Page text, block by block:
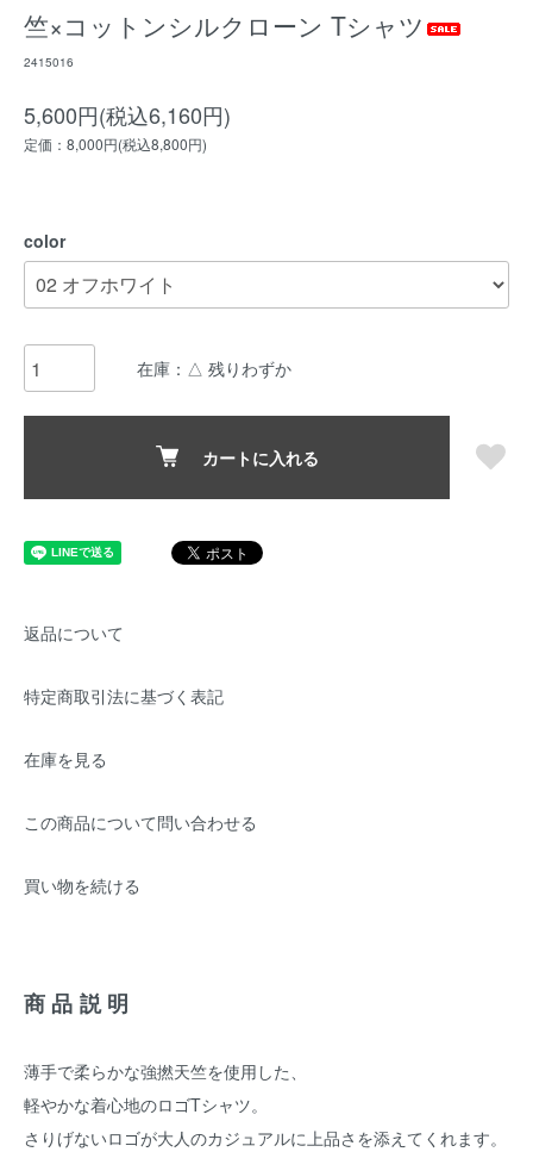
竺×コットンシルクローン Tシャツ
2415016
5,600円(税込6,160円)
定価：8,000円(税込8,800円)
color
在庫：△ 残りわずか
カートに入れる
返品について
特定商取引法に基づく表記
在庫を見る
この商品について問い合わせる
買い物を続ける
商品説明
薄手で柔らかな強撚天竺を使用した、
軽やかな着心地のロゴTシャツ。
さりげないロゴが大人のカジュアルに上品さを添えてくれます。